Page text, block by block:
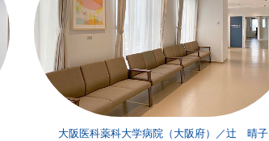
大阪医科薬科大学病院（大阪府）／辻 晴子